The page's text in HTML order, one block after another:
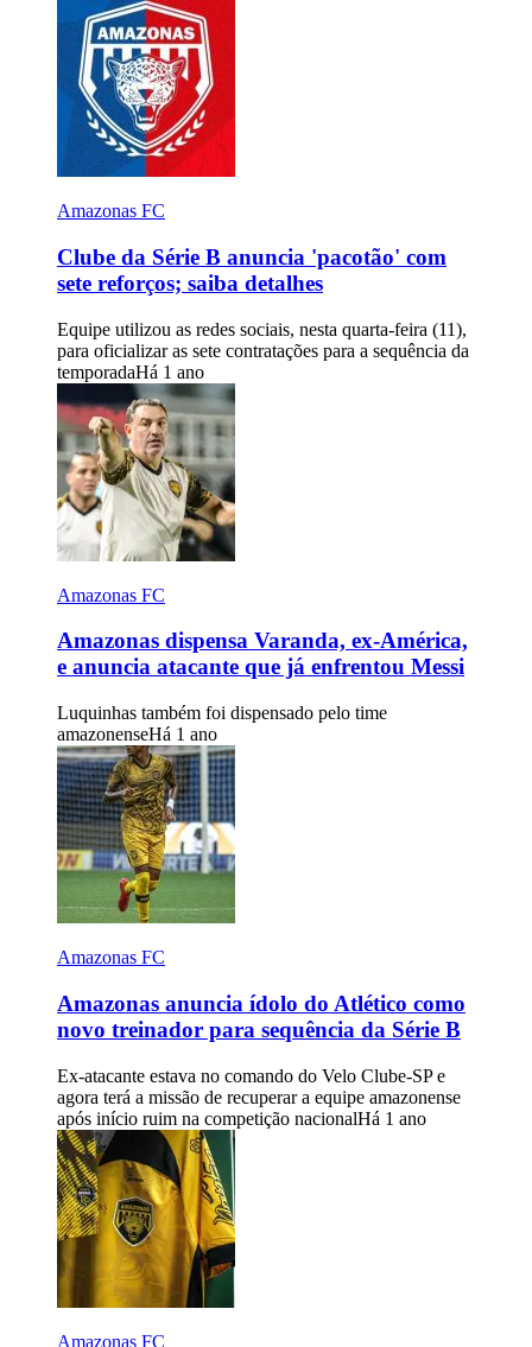
Amazonas FC
Clube da Série B anuncia 'pacotão' com
sete reforços; saiba detalhes
Equipe utilizou as redes sociais, nesta quarta-feira (11),
para oficializar as sete contratações para a sequência da
temporadaHá 1 ano
Amazonas FC
Amazonas dispensa Varanda, ex-América,
e anuncia atacante que já enfrentou Messi
Luquinhas também foi dispensado pelo time
amazonenseHá 1 ano
Amazonas FC
Amazonas anuncia ídolo do Atlético como
novo treinador para sequência da Série B
Ex-atacante estava no comando do Velo Clube-SP e
agora terá a missão de recuperar a equipe amazonense
após início ruim na competição nacionalHá 1 ano
Amazonas FC